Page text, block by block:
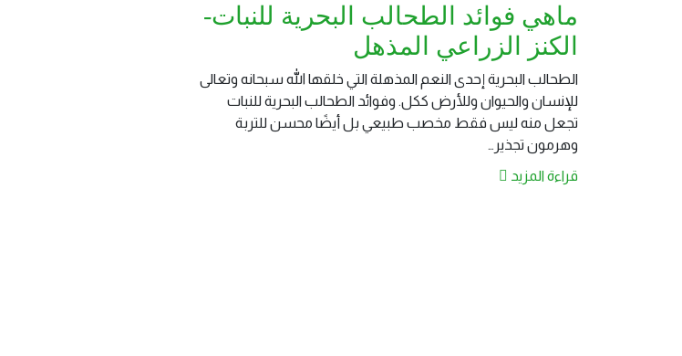
ماهي فوائد الطحالب البحرية للنبات-
الكنز الزراعي المذهل
الطحالب البحرية إحدى النعم المذهلة التي خلقها الله سبحانه وتعالى
للإنسان والحيوان وللأرض ككل. وفوائد الطحالب البحرية للنبات
تجعل منه ليس فقط مخصب طبيعي بل أيضًا محسن للتربة
وهرمون تجذير…
قراءة المزيد